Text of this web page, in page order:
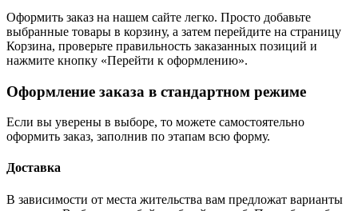
Оформить заказ на нашем сайте легко. Просто добавьте
выбранные товары в корзину, а затем перейдите на страницу
Корзина, проверьте правильность заказанных позиций и
нажмите кнопку «Перейти к оформлению».
Оформление заказа в стандартном режиме
Если вы уверены в выборе, то можете самостоятельно
оформить заказ, заполнив по этапам всю форму.
Доставка
В зависимости от места жительства вам предложат варианты